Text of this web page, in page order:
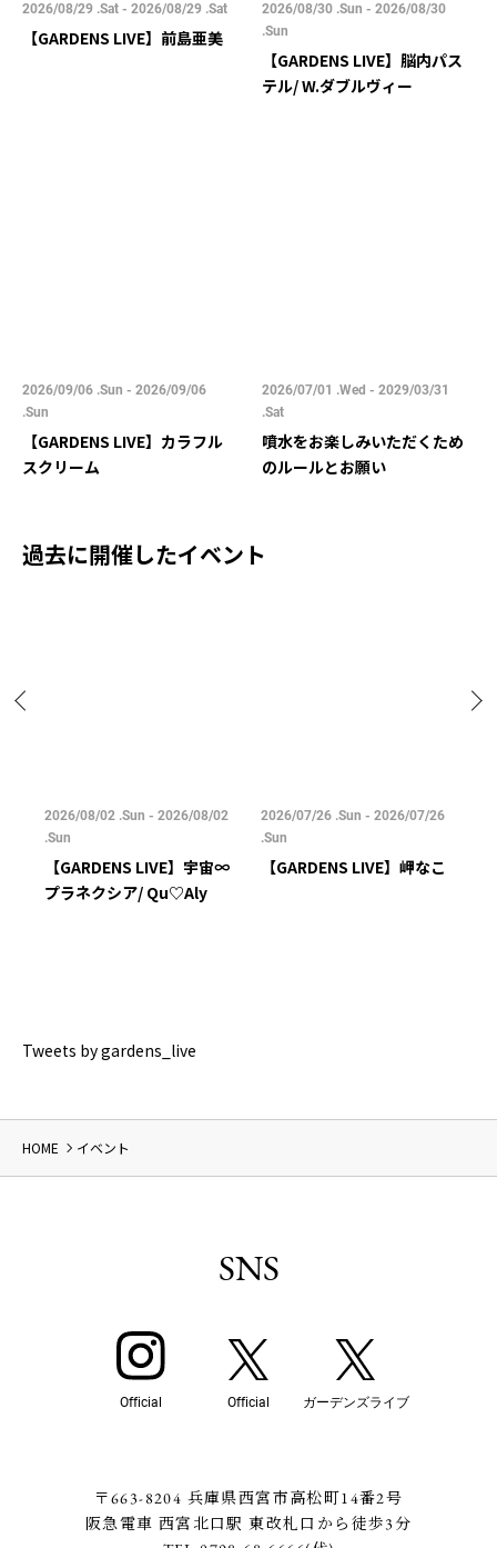
2026/08/29 .Sat - 2026/08/29 .Sat
【GARDENS LIVE】前島亜美
2026/08/30 .Sun - 2026/08/30
.Sun
【GARDENS LIVE】脳内パス
テル/ W.ダブルヴィー
2026/09/06 .Sun - 2026/09/06
.Sun
【GARDENS LIVE】カラフル
スクリーム
2026/07/01 .Wed - 2029/03/31
.Sat
噴水をお楽しみいただくため
のルールとお願い
過去に開催したイベント
2026/08/02 .Sun - 2026/08/02
.Sun
【GARDENS LIVE】宇宙∞
プラネクシア/ Qu♡Aly
2026/07/26 .Sun - 2026/07/26
.Sun
【GARDENS LIVE】岬なこ
Tweets by gardens_live
HOME イベント
SNS
Official Official ガーデンズライブ
〒663-8204 兵庫県西宮市高松町14番2号
阪急電車 西宮北口駅 東改札口から徒歩3分